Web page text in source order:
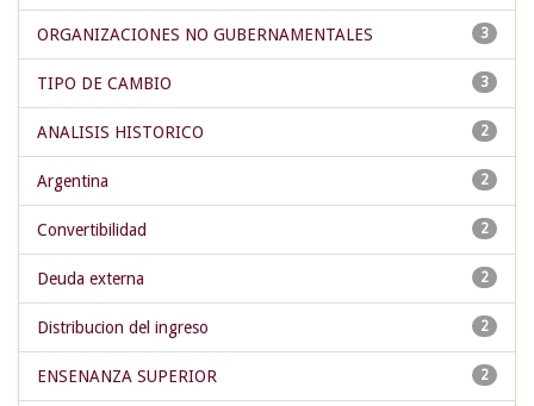
3
ORGANIZACIONES NO GUBERNAMENTALES
3
TIPO DE CAMBIO
2
ANALISIS HISTORICO
2
Argentina
2
Convertibilidad
2
Deuda externa
2
Distribucion del ingreso
2
ENSENANZA SUPERIOR